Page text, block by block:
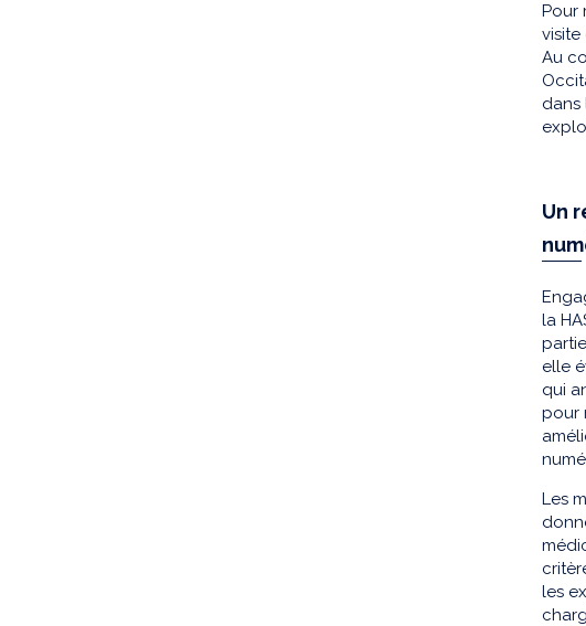
Pour
visite
Au
dans
Un
la
elle
qui
pour
Les
les